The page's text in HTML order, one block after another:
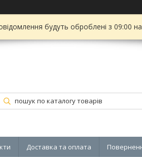
будуть оброблені з 09:00
Доставка та оплата